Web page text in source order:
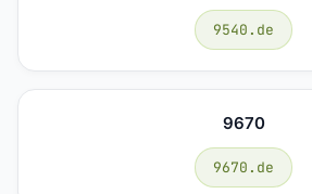
9540.de
9670
9670.de